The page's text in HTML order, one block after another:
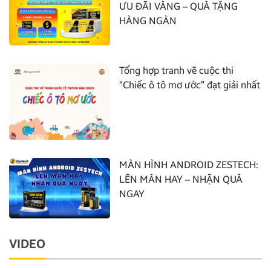
ƯU ĐÃI VÀNG – QUÀ TẶNG
HÀNG NGÀN
Tổng hợp tranh vẽ cuộc thi
“Chiếc ô tô mơ ước” đạt giải nhất
MÀN HÌNH ANDROID ZESTECH:
LÊN MÀN HAY – NHẬN QUÀ
NGAY
VIDEO